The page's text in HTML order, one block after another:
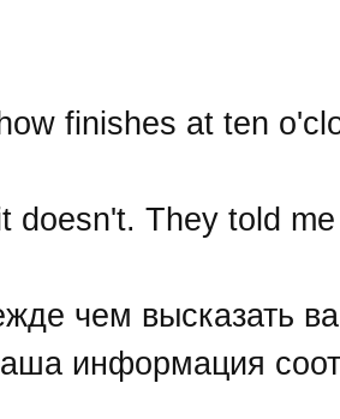
finishes at ten
doesn't. They told
чем высказать
информация